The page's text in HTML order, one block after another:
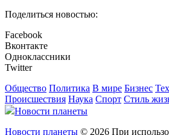
Поделиться новостью:
Facebook
Вконтакте
Одноклассники
Twitter
Общество Политика В мире Бизнес
Происшествия Наука Спорт Стиль
Новости планеты
Новости планеты © 2026 При